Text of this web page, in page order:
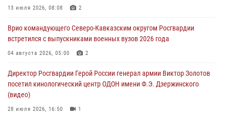
Рэпер ST посетил раненых росгвардейцев в Главном военном
07 августа 2026, 11:18 2
Патриотическая акция «Каникулы с Росгвардией» прошла в
07 августа 2026, 11:00
13 июля 2026, 08:08 2
Врио командующего Северо-Кавказским округом Росгвардии
встретился с выпускниками военных вузов 2026 года
04 августа 2026, 05:00 2
Директор Росгвардии Герой России генерал армии Виктор Золотов
посетил кинологический центр ОДОН имени Ф.Э. Дзержинского
(видео)
28 июля 2026, 16:50 1